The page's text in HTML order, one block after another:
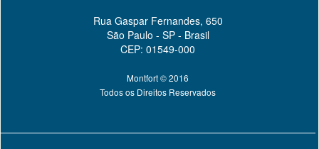
Rua Gaspar Fernandes, 650
São Paulo - SP - Brasil
CEP: 01549-000
Montfort © 2016
Todos os Direitos Reservados